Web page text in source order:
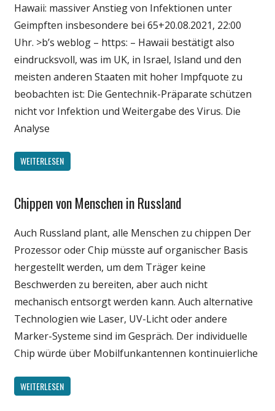
Wirtschaft
Wissenschaft
Hawaii: massiver Anstieg von Infektionen unter
Geimpften insbesondere bei 65+20.08.2021, 22:00
Uhr. >b’s weblog – https: – Hawaii bestätigt also
eindrucksvoll, was im UK, in Israel, Island und den
meisten anderen Staaten mit hoher Impfquote zu
beobachten ist: Die Gentechnik-Präparate schützen
nicht vor Infektion und Weitergabe des Virus. Die
Analyse
WEITERLESEN
Gesellschaft
Politik
Wirtschaft
Wissenschaft
Chippen von Menschen in Russland
Auch Russland plant, alle Menschen zu chippen Der
Prozessor oder Chip müsste auf organischer Basis
hergestellt werden, um dem Träger keine
Beschwerden zu bereiten, aber auch nicht
mechanisch entsorgt werden kann. Auch alternative
Technologien wie Laser, UV-Licht oder andere
Marker-Systeme sind im Gespräch. Der individuelle
Chip würde über Mobilfunkantennen kontinuierliche
WEITERLESEN